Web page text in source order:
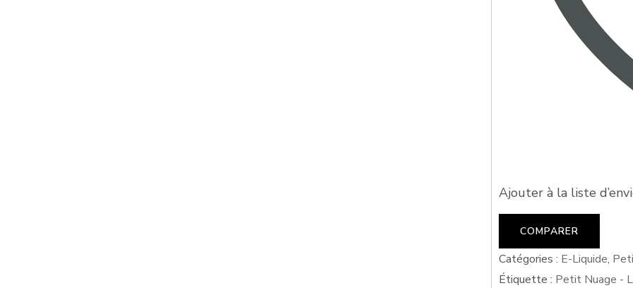
Ajouter à la liste
COMPARER
Catégories : E-Liquide,
Étiquette : Petit Nuage -